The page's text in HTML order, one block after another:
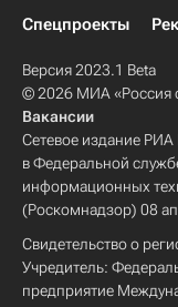
Спецпроекты
Версия 2023.1 Beta
© 2026 МИА «Россия
Вакансии
Сетевое издание РИА
в Федеральной
информационных
(Роскомнадзор) 08
Свидетельство о
Учредитель:
предприятие